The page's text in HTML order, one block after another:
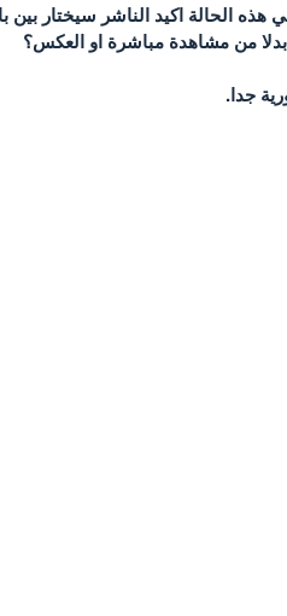
الحالة اكيد الناشر سيختار
من مشاهدة مباشرة او العكس؟
جدا.